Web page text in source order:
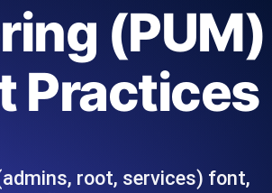
technologique.
Monitoring
always-on d'uptime et de performance depuis 25+
Détectez les pannes avant vos
Surveillez vos APIs
Vérificateur de statut
Vérificateur de Core
Liste d'Outils Web
(PUM)
Practices
root, services) font,